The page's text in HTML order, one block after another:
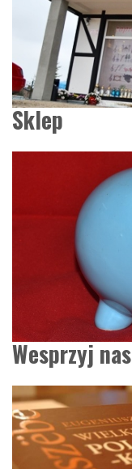
Sklep
Wesprzyj nas